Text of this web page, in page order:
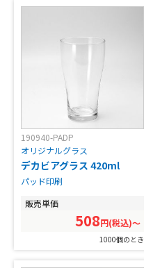
190940-PADP
オリジナルグラス
デカビアグラス 420ml
パッド印刷
販売単価
508円(税込)〜
1000個のとき